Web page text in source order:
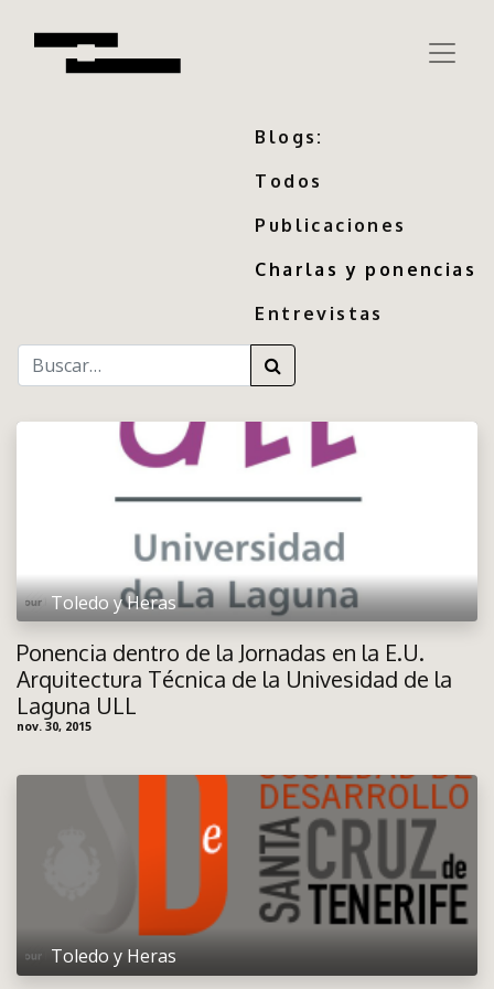
Blogs:
Todos
Publicaciones
Charlas y ponencias
Entrevistas
Toledo y Heras
Ponencia dentro de la Jornadas en la E.U.
Arquitectura Técnica de la Univesidad de la
Laguna ULL
nov. 30, 2015
Toledo y Heras